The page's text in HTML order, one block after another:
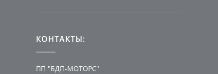
КОНТАКТЫ:
ПП "БДП-МОТОРС"